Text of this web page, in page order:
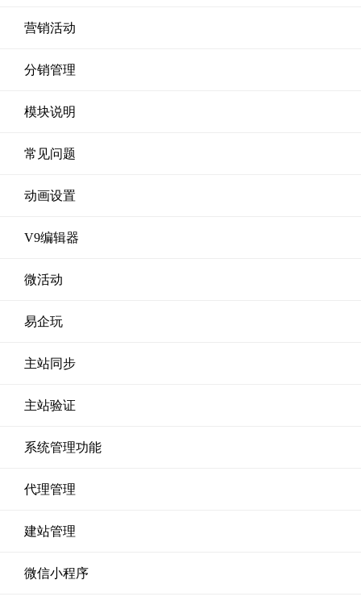
营销活动
分销管理
模块说明
常见问题
动画设置
V9编辑器
微活动
易企玩
主站同步
主站验证
系统管理功能
代理管理
建站管理
微信小程序